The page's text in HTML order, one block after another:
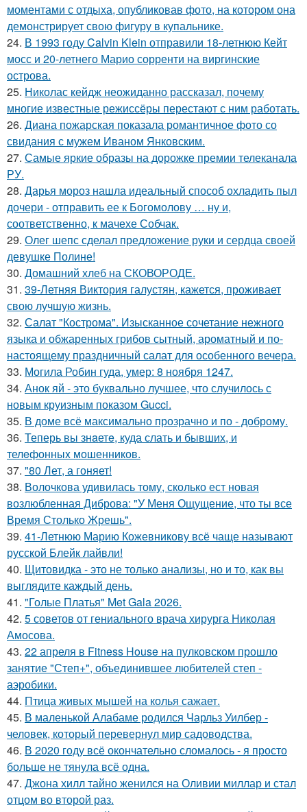
моментами с отдыха, опубликовав фото, на котором она
демонстрирует свою фигуру в купальнике.
24. В 1993 году Calvin Klein отправили 18-летнюю Кейт
мосс и 20-летнего Марио сорренти на виргинские
острова.
25. Николас кейдж неожиданно рассказал, почему
многие известные режиссёры перестают с ним работать.
26. Диана пожарская показала романтичное фото со
свидания с мужем Иваном Янковским.
27. Самые яркие образы на дорожке премии телеканала
РУ.
28. Дарья мороз нашла идеальный способ охладить пыл
дочери - отправить ее к Богомолову … ну и,
соответственно, к мачехе Собчак.
29. Олег шепс сделал предложение руки и сердца своей
девушке Полине!
30. Домашний хлеб на СКОВОРОДЕ.
31. 39-Летняя Виктория галустян, кажется, проживает
свою лучшую жизнь.
32. Салат "Кострома". Изысканное сочетание нежного
языка и обжаренных грибов сытный, ароматный и по-
настоящему праздничный салат для особенного вечера.
33. Могила Робин гуда, умер: 8 ноября 1247.
34. Анок яй - это буквально лучшее, что случилось с
новым круизным показом Gucci.
35. В доме всё максимально прозрачно и по - доброму.
36. Теперь вы знaетe, куда слать и бывших, и
телeфонныx мошенников.
37. "80 Лет, а гоняет!
38. Волочкова удивилась тому, сколько ест новая
возлюбленная Диброва: "У Меня Ощущение, что ты все
Время Столько Жрешь".
39. 41-Летнюю Марию Кожевникову всё чаще называют
русской Блейк лайвли!
40. Щитовидка - это не только анализы, но и то, как вы
выглядите каждый день.
41. "Голые Платья" Met Gala 2026.
42. 5 советов от гениального врача хирурга Николая
Амосова.
43. 22 апреля в Fitness House на пулковском прошло
занятие "Степ+", объединившее любителей степ -
аэробики.
44. Птица живых мышей на колья сажает.
45. В маленькой Алабаме родился Чарльз Уилбер -
человек, который перевернул мир садоводства.
46. В 2020 году всё окончательно сломалось - я просто
больше не тянула всё одна.
47. Джона хилл тайно женился на Оливии миллар и стал
отцом во второй раз.